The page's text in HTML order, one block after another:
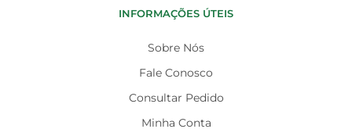
INFORMAÇÕES ÚTEIS
Sobre Nós
Fale Conosco
Consultar Pedido
Minha Conta